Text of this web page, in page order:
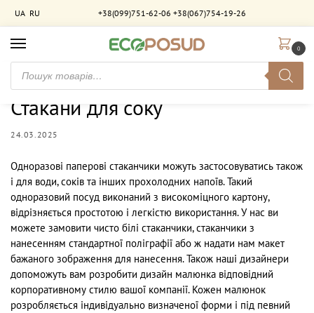
UA RU +38(099)751-62-06 +38(067)754-19-26
0
Головна / Новини / Стакани для соку
Стакани для соку
24.03.2025
Одноразові паперові стаканчики можуть застосовуватись також
і для води, соків та інших прохолодних напоїв. Такий
одноразовий посуд виконаний з високоміцного картону,
відрізняється простотою і легкістю використання. У нас ви
можете замовити чисто білі стаканчики, стаканчики з
нанесенням стандартної поліграфії або ж надати нам макет
бажаного зображення для нанесення. Також наші дизайнери
допоможуть вам розробити дизайн малюнка відповідний
корпоративному стилю вашої компанії. Кожен малюнок
розробляється індивідуально визначеної форми і під певний